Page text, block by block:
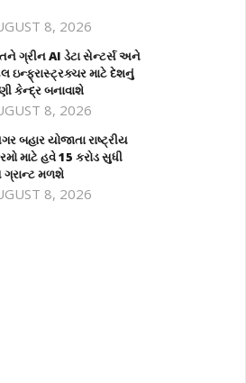
8, 2026
ગ્રીન AI ડેટા સેન્ટર્સ અને
ઇન્ફ્રાસ્ટ્રક્ચર માટે દેશનું
કેન્દ્ર બનાવાશે
8, 2026
બહાર યોજાતા રાષ્ટ્રીય
માટે હવે 15 કરોડ સુધી
ગ્રાન્ટ મળશે
8, 2026